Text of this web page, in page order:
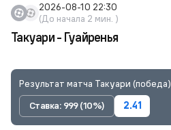
2026-08-10 22:30
(До начала 2 мин. )
Такуари - Гуайренья
Результат матча Такуари (победа)
Ставка: 999 (10%)
2.41